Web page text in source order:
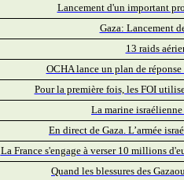
Lancement d'un important
Gaza: Lancement
13 raids
OCHA lance un plan de
Pour la première fois, les FOI
La marine
En direct de Gaza. L’armée
La France s'engage à verser 10 millions
Quand les blessures des